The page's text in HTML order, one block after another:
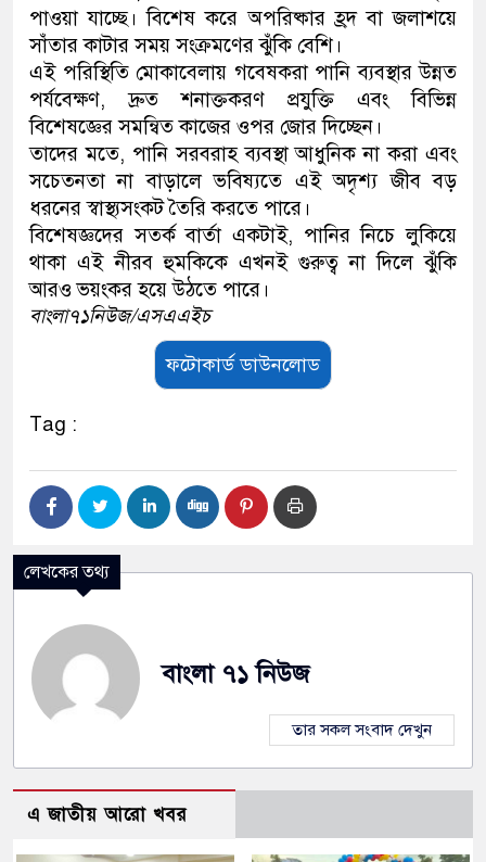
পাওয়া যাচ্ছে। বিশেষ করে অপরিষ্কার হ্রদ বা জলাশয়ে
সাঁতার কাটার সময় সংক্রমণের ঝুঁকি বেশি।
এই পরিস্থিতি মোকাবেলায় গবেষকরা পানি ব্যবস্থার উন্নত
পর্যবেক্ষণ, দ্রুত শনাক্তকরণ প্রযুক্তি এবং বিভিন্ন
বিশেষজ্ঞের সমন্বিত কাজের ওপর জোর দিচ্ছেন।
তাদের মতে, পানি সরবরাহ ব্যবস্থা আধুনিক না করা এবং
সচেতনতা না বাড়ালে ভবিষ্যতে এই অদৃশ্য জীব বড়
ধরনের স্বাস্থ্যসংকট তৈরি করতে পারে।
বিশেষজ্ঞদের সতর্ক বার্তা একটাই, পানির নিচে লুকিয়ে
থাকা এই নীরব হুমকিকে এখনই গুরুত্ব না দিলে ঝুঁকি
আরও ভয়ংকর হয়ে উঠতে পারে।
বাংলা৭১নিউজ/এসএএইচ
ফটোকার্ড ডাউনলোড
Tag :
লেখকের তথ্য
বাংলা ৭১ নিউজ
তার সকল সংবাদ দেখুন
এ জাতীয় আরো খবর